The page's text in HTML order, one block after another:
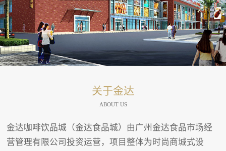
关于金达
ABOUT US
金达咖啡饮品城（金达食品城）由广州金达食品市场经
营管理有限公司投资运营，项目整体为时尚商城式设